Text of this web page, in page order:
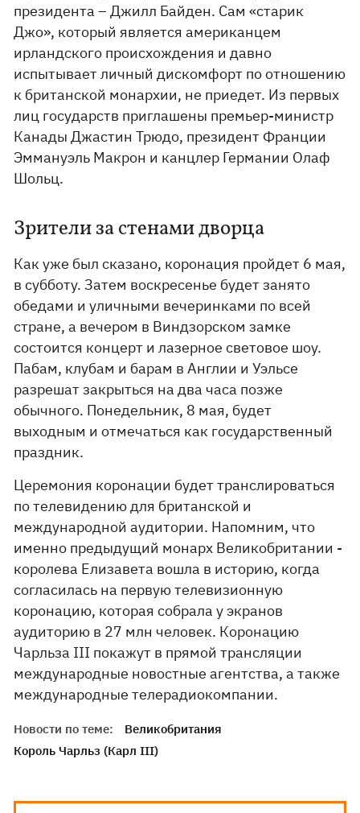
президента – Джилл Байден. Сам «старик
Джо», который является американцем
ирландского происхождения и давно
испытывает личный дискомфорт по отношению
к британской монархии, не приедет. Из первых
лиц государств приглашены премьер-министр
Канады Джастин Трюдо, президент Франции
Эммануэль Макрон и канцлер Германии Олаф
Шольц.
Зрители за стенами дворца
Как уже был сказано, коронация пройдет 6 мая,
в субботу. Затем воскресенье будет занято
обедами и уличными вечеринками по всей
стране, а вечером в Виндзорском замке
состоится концерт и лазерное световое шоу.
Пабам, клубам и барам в Англии и Уэльсе
разрешат закрыться на два часа позже
обычного. Понедельник, 8 мая, будет
выходным и отмечаться как государственный
праздник.
Церемония коронации будет транслироваться
по телевидению для британской и
международной аудитории. Напомним, что
именно предыдущий монарх Великобритании -
королева Елизавета вошла в историю, когда
согласилась на первую телевизионную
коронацию, которая собрала у экранов
аудиторию в 27 млн человек. Коронацию
Чарльза III покажут в прямой трансляции
международные новостные агентства, а также
международные телерадиокомпании.
Новости по теме:
Великобритания
Король Чарльз (Карл III)